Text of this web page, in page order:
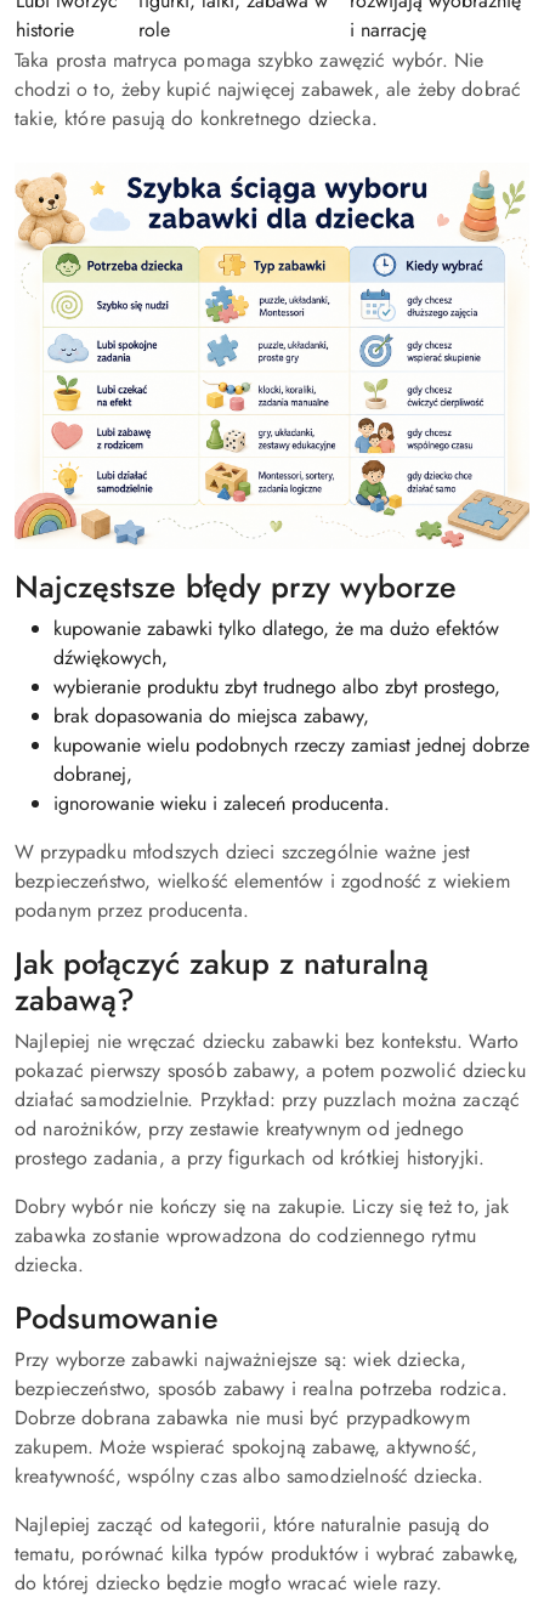
historie
role
i narrację
Taka prosta matryca pomaga szybko zawęzić wybór. Nie
chodzi o to, żeby kupić najwięcej zabawek, ale żeby dobrać
takie, które pasują do konkretnego dziecka.
Najczęstsze błędy przy wyborze
kupowanie zabawki tylko dlatego, że ma dużo efektów
dźwiękowych,
wybieranie produktu zbyt trudnego albo zbyt prostego,
brak dopasowania do miejsca zabawy,
kupowanie wielu podobnych rzeczy zamiast jednej dobrze
dobranej,
ignorowanie wieku i zaleceń producenta.
W przypadku młodszych dzieci szczególnie ważne jest
bezpieczeństwo, wielkość elementów i zgodność z wiekiem
podanym przez producenta.
Jak połączyć zakup z naturalną
zabawą?
Najlepiej nie wręczać dziecku zabawki bez kontekstu. Warto
pokazać pierwszy sposób zabawy, a potem pozwolić dziecku
działać samodzielnie. Przykład: przy puzzlach można zacząć
od narożników, przy zestawie kreatywnym od jednego
prostego zadania, a przy figurkach od krótkiej historyjki.
Dobry wybór nie kończy się na zakupie. Liczy się też to, jak
zabawka zostanie wprowadzona do codziennego rytmu
dziecka.
Podsumowanie
Przy wyborze zabawki najważniejsze są: wiek dziecka,
bezpieczeństwo, sposób zabawy i realna potrzeba rodzica.
Dobrze dobrana zabawka nie musi być przypadkowym
zakupem. Może wspierać spokojną zabawę, aktywność,
kreatywność, wspólny czas albo samodzielność dziecka.
Najlepiej zacząć od kategorii, które naturalnie pasują do
tematu, porównać kilka typów produktów i wybrać zabawkę,
do której dziecko będzie mogło wracać wiele razy.